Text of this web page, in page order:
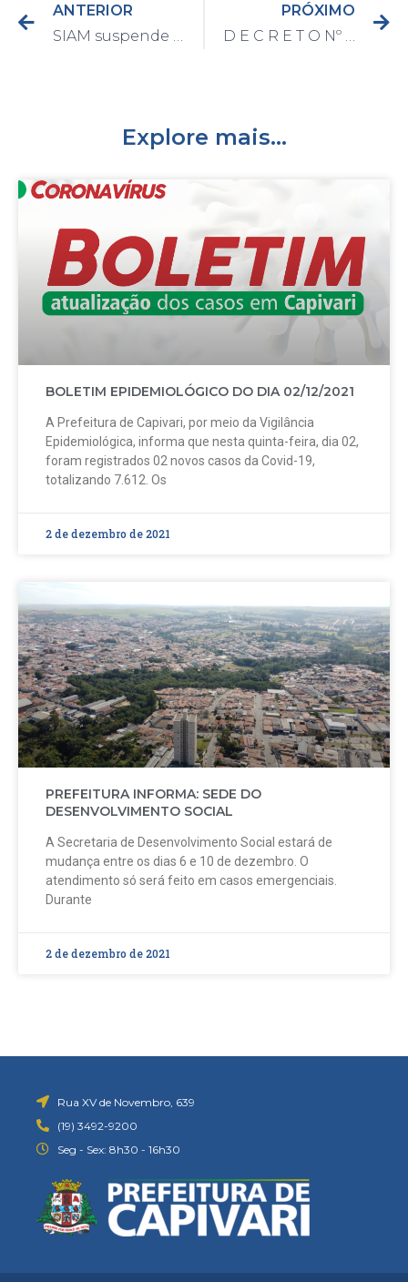
ANTERIOR
PRÓXIMO
Explore mais...
BOLETIM EPIDEMIOLÓGICO DO DIA 02/12/2021
A Prefeitura de Capivari, por meio da Vigilância
Epidemiológica, informa que nesta quinta-feira, dia 02,
foram registrados 02 novos casos da Covid-19,
totalizando 7.612. Os
2 de dezembro de 2021
PREFEITURA INFORMA: SEDE DO
DESENVOLVIMENTO SOCIAL
A Secretaria de Desenvolvimento Social estará de
mudança entre os dias 6 e 10 de dezembro. O
atendimento só será feito em casos emergenciais.
Durante
2 de dezembro de 2021
Rua XV de Novembro, 639
(19) 3492-9200
Seg - Sex: 8h30 - 16h30